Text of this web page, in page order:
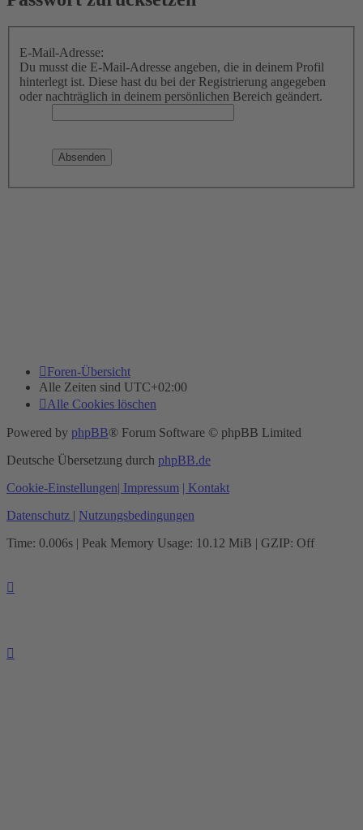
E-Mail-Adresse:
Du musst die E-Mail-Adresse angeben, die in deinem Profil
hinterlegt ist. Diese hast du bei der Registrierung angegeben
oder nachträglich in deinem persönlichen Bereich geändert.
Foren-Übersicht
Alle Zeiten sind UTC+02:00
Alle Cookies löschen
Powered by phpBB® Forum Software © phpBB Limited
Deutsche Übersetzung durch phpBB.de
Cookie-Einstellungen| Impressum | Kontakt
Datenschutz | Nutzungsbedingungen
Time: 0.006s | Peak Memory Usage: 10.12 MiB | GZIP: Off